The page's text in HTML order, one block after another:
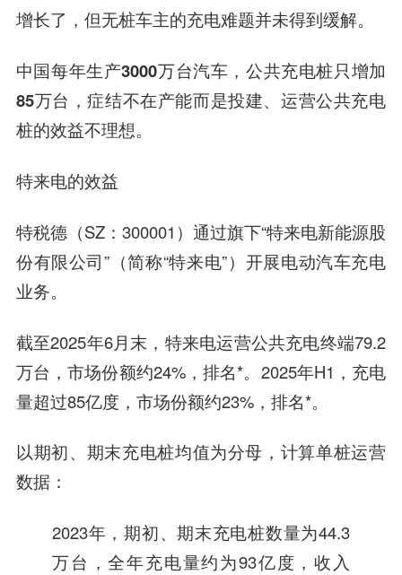
增长了，但无桩车主的充电难题并未得到缓解。
中国每年生产3000万台汽车，公共充电桩只增加
85万台，症结不在产能而是投建、运营公共充电
桩的效益不理想。
特来电的效益
特税德（SZ：300001）通过旗下“特来电新能源股
份有限公司”（简称“特来电”）开展电动汽车充电
业务。
截至2025年6月末，特来电运营公共充电终端79.2
万台，市场份额约24%，排名*。2025年H1，充电
量超过85亿度，市场份额约23%，排名*。
以期初、期末充电桩均值为分母，计算单桩运营
数据：
2023年，期初、期末充电桩数量为44.3
万台，全年充电量约为93亿度，收入